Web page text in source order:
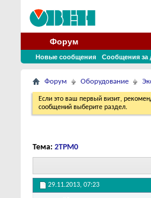
Форум
Новые сообщения Сообщения за
Форум Оборудование
Если это ваш первый визит,
сообщений выберите раздел.
Тема: 2ТРМ0
29.11.2013, 07:23